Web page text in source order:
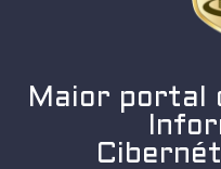
Maior portal